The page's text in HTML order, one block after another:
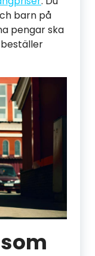
barn på
pengar ska
beställer